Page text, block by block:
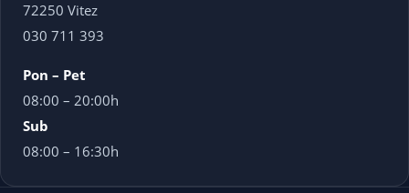
72250 Vitez
030 711 393
Pon – Pet
08:00 – 20:00h
Sub
08:00 – 16:30h